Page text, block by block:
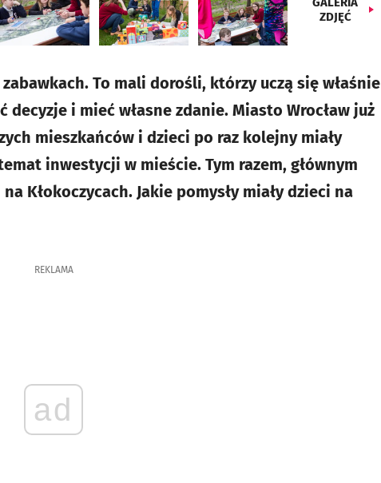
ZDJĘĆ
To mali dorośli, którzy uczą się właśnie
i mieć własne zdanie. Miasto Wrocław już
mieszkańców i dzieci po raz kolejny miały
inwestycji w mieście. Tym razem, głównym
Kłokoczycach. Jakie pomysły miały dzieci na
REKLAMA
ad